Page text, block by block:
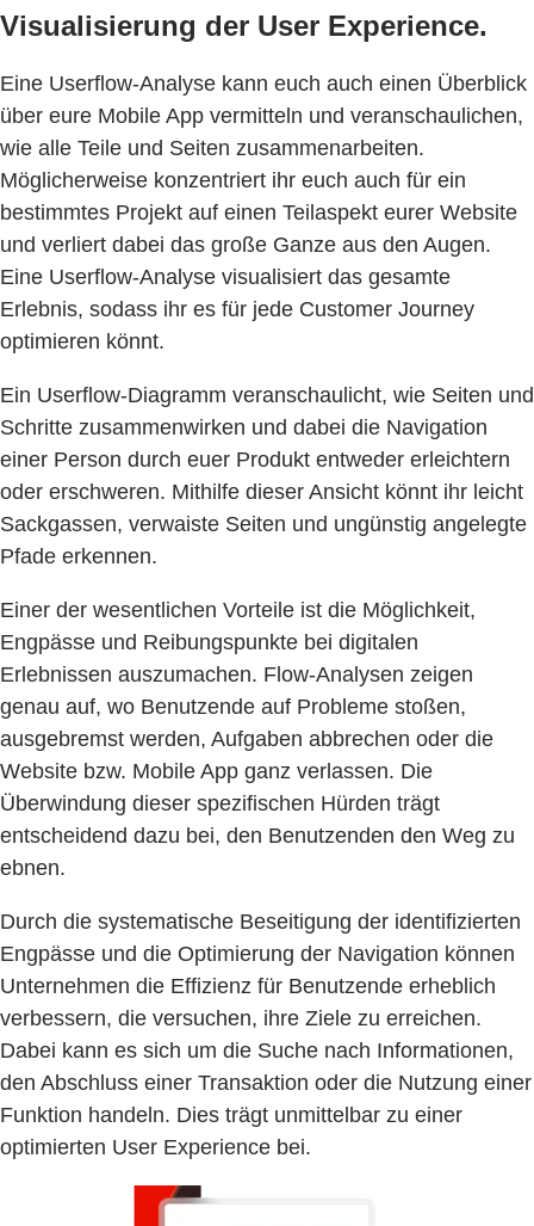
Visualisierung der User Experience.
Eine Userflow-Analyse kann euch auch einen Überblick
über eure Mobile App vermitteln und veranschaulichen,
wie alle Teile und Seiten zusammenarbeiten.
Möglicherweise konzentriert ihr euch auch für ein
bestimmtes Projekt auf einen Teilaspekt eurer Website
und verliert dabei das große Ganze aus den Augen.
Eine Userflow-Analyse visualisiert das gesamte
Erlebnis, sodass ihr es für jede Customer Journey
optimieren könnt.
Ein Userflow-Diagramm veranschaulicht, wie Seiten und
Schritte zusammenwirken und dabei die Navigation
einer Person durch euer Produkt entweder erleichtern
oder erschweren. Mithilfe dieser Ansicht könnt ihr leicht
Sackgassen, verwaiste Seiten und ungünstig angelegte
Pfade erkennen.
Einer der wesentlichen Vorteile ist die Möglichkeit,
Engpässe und Reibungspunkte bei digitalen
Erlebnissen auszumachen. Flow-Analysen zeigen
genau auf, wo Benutzende auf Probleme stoßen,
ausgebremst werden, Aufgaben abbrechen oder die
Website bzw. Mobile App ganz verlassen. Die
Überwindung dieser spezifischen Hürden trägt
entscheidend dazu bei, den Benutzenden den Weg zu
ebnen.
Durch die systematische Beseitigung der identifizierten
Engpässe und die Optimierung der Navigation können
Unternehmen die Effizienz für Benutzende erheblich
verbessern, die versuchen, ihre Ziele zu erreichen.
Dabei kann es sich um die Suche nach Informationen,
den Abschluss einer Transaktion oder die Nutzung einer
Funktion handeln. Dies trägt unmittelbar zu einer
optimierten User Experience bei.